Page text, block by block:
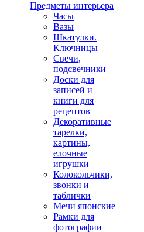
Предметы интерьера
Часы
Вазы
Шкатулки.
Ключницы
Свечи,
подсвечники
Доски для
записей и
книги для
рецептов
Декоративные
тарелки,
картины,
елочные
игрушки
Колокольчики,
звонки и
таблички
Мечи японские
Рамки для
фотографии